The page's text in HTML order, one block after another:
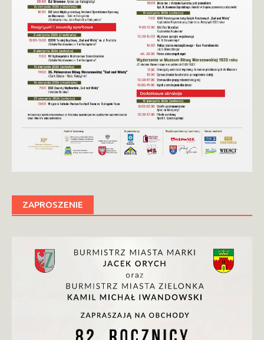
ZAPROSZENIE